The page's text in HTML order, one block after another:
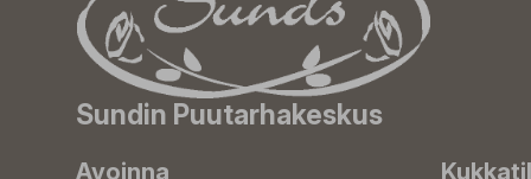
Sundin Puutarhakeskus
Avoinna